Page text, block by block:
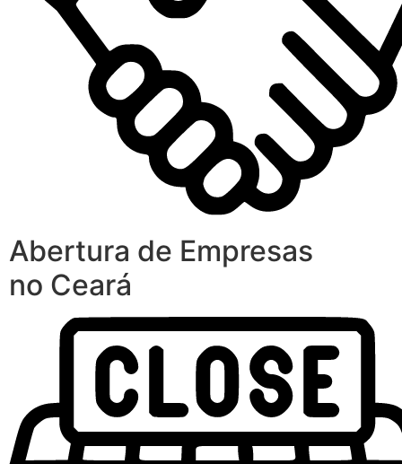
Abertura de Empresas
no Ceará